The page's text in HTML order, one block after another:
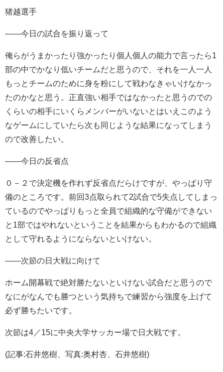
猪越選手
――今日の試合を振り返って
俺らがうまかったり強かったり個人個人の能力で言ったら1
部の中でかなり低いチームだと思うので、それを一人一人
もっとチームのために身を粉にして戦わなきゃいけなかっ
たのかなと思う。正直強い相手ではなかったと思うのでの
くらいの相手にいくらメンバーがいないとはいえこのよう
なゲームにしていたら次も同じような結果になってしまう
ので改善したい。
――今日の反省点
０－２で決定機を作れず反省点だらけですが、やっぱり守
備のところです。前回3点取られて2試合で5失点してしまっ
ているのでやっぱりもっと全員で組織的な守備ができない
と1部ではやれないということを結果からもわかるので組織
として守れるようにならないといけない。
――次節の日大戦に向けて
ホーム開幕戦で絶対勝たないといけない試合だと思うので
なにがなんでも勝つという気持ちで練習から強度を上げて
必ず勝ちたいです。
次節は4／15に中央大学サッカー場で日大戦です。
(記事:石井悠樹、写真:奥村杏、石井悠樹)